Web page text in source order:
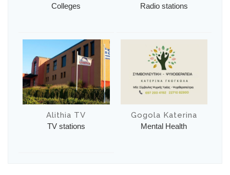
Colleges Radio stations
Alithia TV
TV stations
Gogola Katerina
Mental Health